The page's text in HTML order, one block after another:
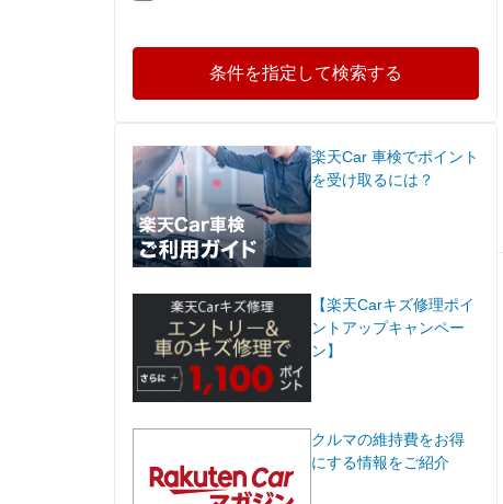
条件を指定して検索する
楽天Car 車検でポイント
を受け取るには？
【楽天Carキズ修理ポイ
ントアップキャンペー
ン】
クルマの維持費をお得
にする情報をご紹介